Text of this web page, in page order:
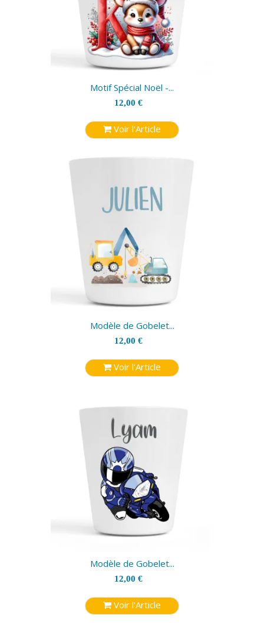
Motif Spécial Noël -...
12,00 €
Voir l'Article
Modèle de Gobelet...
12,00 €
Voir l'Article
Modèle de Gobelet...
12,00 €
Voir l'Article